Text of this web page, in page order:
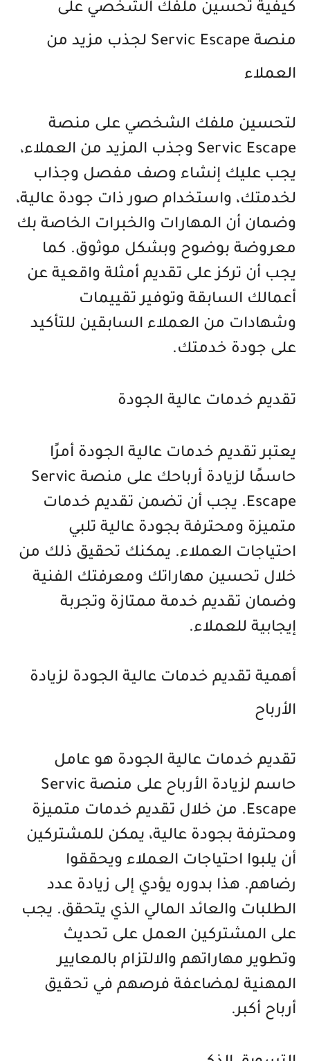
كيفية تحسين ملفك الشخصي على
منصة Servic Escape لجذب مزيد من
العملاء
لتحسين ملفك الشخصي على منصة
Servic Escape وجذب المزيد من العملاء،
يجب عليك إنشاء وصف مفصل وجذاب
لخدمتك، واستخدام صور ذات جودة عالية،
وضمان أن المهارات والخبرات الخاصة بك
معروضة بوضوح وبشكل موثوق. كما
يجب أن تركز على تقديم أمثلة واقعية عن
أعمالك السابقة وتوفير تقييمات
وشهادات من العملاء السابقين للتأكيد
على جودة خدمتك.
تقديم خدمات عالية الجودة
يعتبر تقديم خدمات عالية الجودة أمرًا
حاسمًا لزيادة أرباحك على منصة Servic
Escape. يجب أن تضمن تقديم خدمات
متميزة ومحترفة بجودة عالية تلبي
احتياجات العملاء. يمكنك تحقيق ذلك من
خلال تحسين مهاراتك ومعرفتك الفنية
وضمان تقديم خدمة ممتازة وتجربة
إيجابية للعملاء.
أهمية تقديم خدمات عالية الجودة لزيادة
الأرباح
تقديم خدمات عالية الجودة هو عامل
حاسم لزيادة الأرباح على منصة Servic
Escape. من خلال تقديم خدمات متميزة
ومحترفة بجودة عالية، يمكن للمشتركين
أن يلبوا احتياجات العملاء ويحققوا
رضاهم. هذا بدوره يؤدي إلى زيادة عدد
الطلبات والعائد المالي الذي يتحقق. يجب
على المشتركين العمل على تحديث
وتطوير مهاراتهم والالتزام بالمعايير
المهنية لمضاعفة فرصهم في تحقيق
أرباح أكبر.